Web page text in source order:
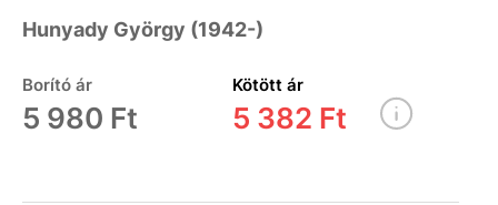
Hunyady György (1942-)
Borító ár
5 980 Ft
Kötött ár
5 382 Ft